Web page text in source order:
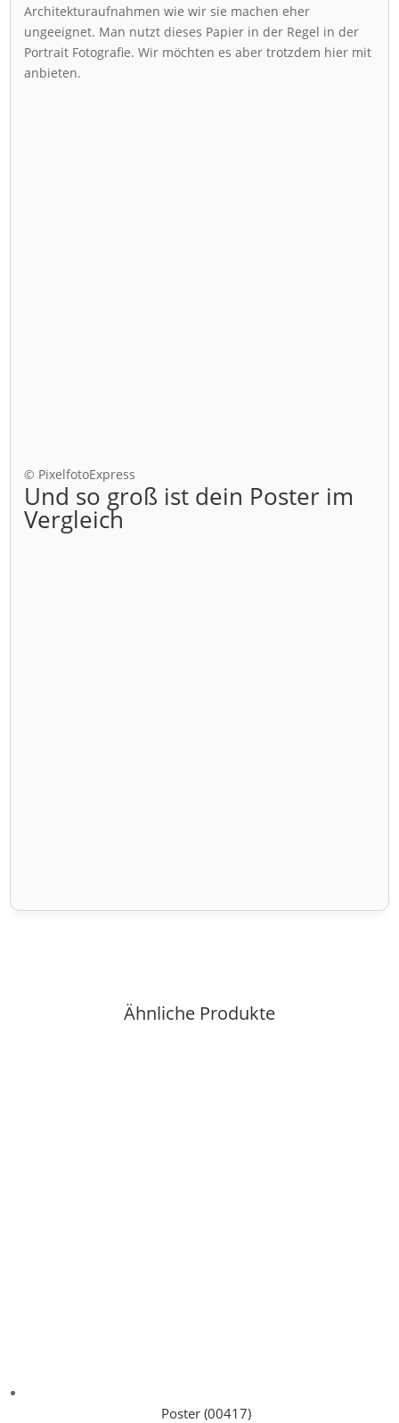
Architekturaufnahmen wie wir sie machen eher
ungeeignet. Man nutzt dieses Papier in der Regel in der
Portrait Fotografie. Wir möchten es aber trotzdem hier mit
anbieten.
© PixelfotoExpress
Und so groß ist dein Poster im
Vergleich
Ähnliche Produkte
Poster (00417)